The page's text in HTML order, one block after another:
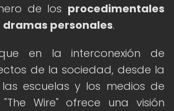
de los procedimentales
personales.
en la interconexión de
de la sociedad, desde la
escuelas y los medios de
"The Wire" ofrece una visión